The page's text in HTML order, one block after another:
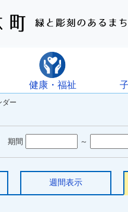
健康・福祉
ダー
期間 ～
週間表示